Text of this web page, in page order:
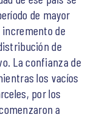
de mayor
incremento de
de
La confianza de
los vacíos
por los
a